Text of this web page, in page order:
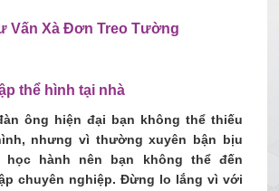
thể hình tại nhà
ông hiện đại bạn không thể thiếu
nhưng vì thường xuyên bận bịu
học hành nên bạn không thể đến
chuyên nghiệp. Đừng lo lắng vì với
Vấn Xà Đơn Treo Tường